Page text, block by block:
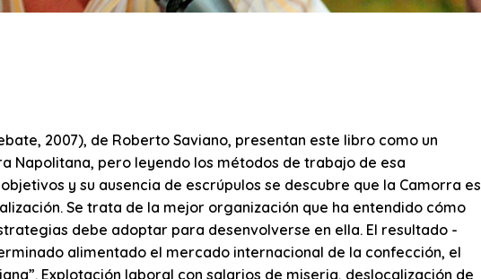
2007), de Roberto Saviano, presentan este libro como un
Napolitana, pero leyendo los métodos de trabajo de esa
y su ausencia de escrúpulos se descubre que la Camorra es
Se trata de la mejor organización que ha entendido cómo
debe adoptar para desenvolverse en ella. El resultado -
alimentado el mercado internacional de la confección, el
Explotación laboral con salarios de miseria, deslocalización de